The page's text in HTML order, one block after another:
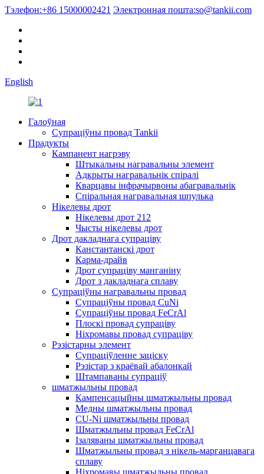
Тэлефон:+86 15000002421 Электронная пошта:so@tankii.com
English
Галоўная
Супраціўны провад Tankii
Прадукты
Кампанент нагрэву
Штыкальны награвальны элемент
Адкрыты награвальнік спіралі
Кварцавы інфрачырвоны абагравальнік
Спіральная награвальная шпулька
Нікелевы дрот
Нікелевы дрот 212
Чысты нікелевы дрот
Дрот дакладнага супраціву
Канстантанскі дрот
Карма-драйв
Дрот супраціву манганіну
Дрот з дакладнага сплаву
Супраціўны награвальны провад
Супраціўны провад CuNi
Супраціўны провад FeCrAl
Плоскі провад супраціву
Ніхромавы провад супраціву
Рэзістарны элемент
Супраціўленне заціску
Рэзістар з краёвай абалонкай
Штампаваны супраціў
шматжыльны провад
Кампенсацыйны шматжыльны провад
Медны шматжыльны провад
CU-Ni шматжыльны провад
Шматжыльны провад FeCrAl
Ізаляваны шматжыльны провад
Шматжыльны провад з нікель-марганцавага
сплаву
Ніхромавы шматжыльны провад